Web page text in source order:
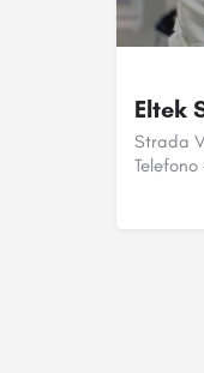
Eltek
Strada
Telefono